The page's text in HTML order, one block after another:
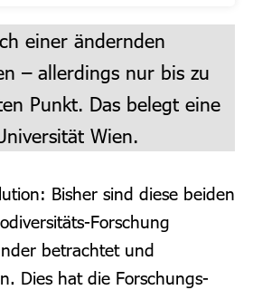
einer ändernden
– allerdings nur bis zu
Punkt. Das belegt eine
Wien.
Bisher sind diese beiden
Forschung
betrachtet und
Dies hat die Forschungs-